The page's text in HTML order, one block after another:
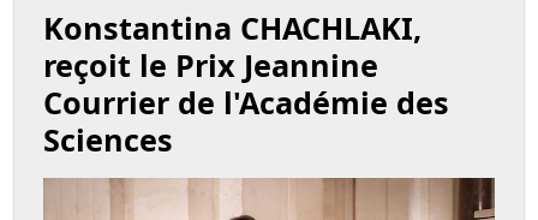
Konstantina CHACHLAKI,
reçoit le Prix Jeannine
Courrier de l'Académie des
Sciences